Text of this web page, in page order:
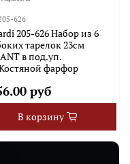
626
205-626 Набор из 6
тарелок 23см
в под.уп.
фарфор
руб
В корзину